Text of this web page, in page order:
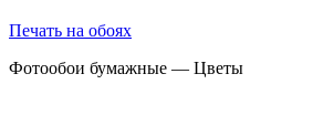
Печать на обоях
Фотообои бумажные — Цветы